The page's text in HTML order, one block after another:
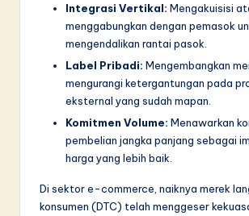
Integrasi Vertikal: Mengakuisisi
menggabungkan dengan pemasok
mengendalikan rantai pasok.
Label Pribadi: Mengembangkan
mengurangi ketergantungan pada
eksternal yang sudah mapan.
Komitmen Volume: Menawarkan
pembelian jangka panjang sebagai
harga yang lebih baik.
Di sektor e-commerce, naiknya merek
konsumen (DTC) telah menggeser